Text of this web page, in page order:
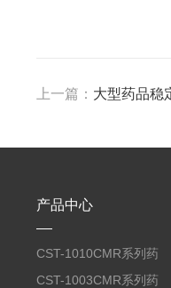
上一篇： 大型药品稳
产品中心
CST-1010CMR系列药
品高温试验箱
CST-1003CMR系列药